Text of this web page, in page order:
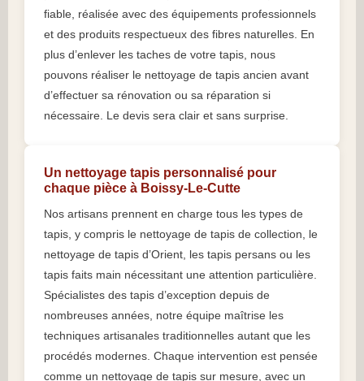
fiable, réalisée avec des équipements professionnels
et des produits respectueux des fibres naturelles. En
plus d’enlever les taches de votre tapis, nous
pouvons réaliser le nettoyage de tapis ancien avant
d’effectuer sa rénovation ou sa réparation si
nécessaire. Le devis sera clair et sans surprise.
Un nettoyage tapis personnalisé pour
chaque pièce à Boissy-Le-Cutte
Nos artisans prennent en charge tous les types de
tapis, y compris le nettoyage de tapis de collection, le
nettoyage de tapis d’Orient, les tapis persans ou les
tapis faits main nécessitant une attention particulière.
Spécialistes des tapis d’exception depuis de
nombreuses années, notre équipe maîtrise les
techniques artisanales traditionnelles autant que les
procédés modernes. Chaque intervention est pensée
comme un nettoyage de tapis sur mesure, avec un